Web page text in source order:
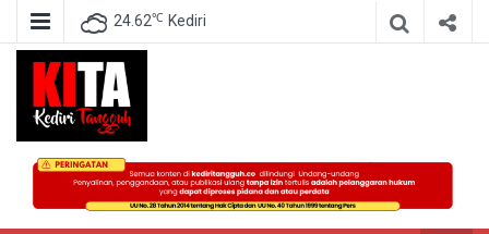
24.62℃ Kediri
Kediri Tangguh
Berita Akurat Terpercaya